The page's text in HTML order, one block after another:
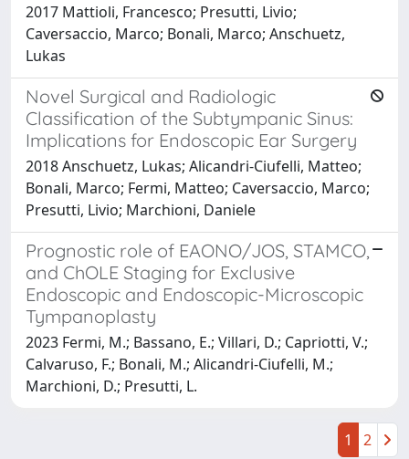
2017 Mattioli, Francesco; Presutti, Livio;
Caversaccio, Marco; Bonali, Marco; Anschuetz,
Lukas
Novel Surgical and Radiologic
Classification of the Subtympanic Sinus:
Implications for Endoscopic Ear Surgery
2018 Anschuetz, Lukas; Alicandri-Ciufelli, Matteo;
Bonali, Marco; Fermi, Matteo; Caversaccio, Marco;
Presutti, Livio; Marchioni, Daniele
Prognostic role of EAONO/JOS, STAMCO,
and ChOLE Staging for Exclusive
Endoscopic and Endoscopic-Microscopic
Tympanoplasty
2023 Fermi, M.; Bassano, E.; Villari, D.; Capriotti, V.;
Calvaruso, F.; Bonali, M.; Alicandri-Ciufelli, M.;
Marchioni, D.; Presutti, L.
1 2